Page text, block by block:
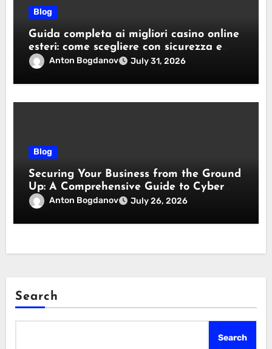
Blog
Guida completa ai migliori casino online
esteri: come scegliere con sicurezza e
responsabilità
Anton Bogdanov July 31, 2026
Blog
Securing Your Business from the Ground
Up: A Comprehensive Guide to Cyber
Essentials Certification
Anton Bogdanov July 26, 2026
Search
Search